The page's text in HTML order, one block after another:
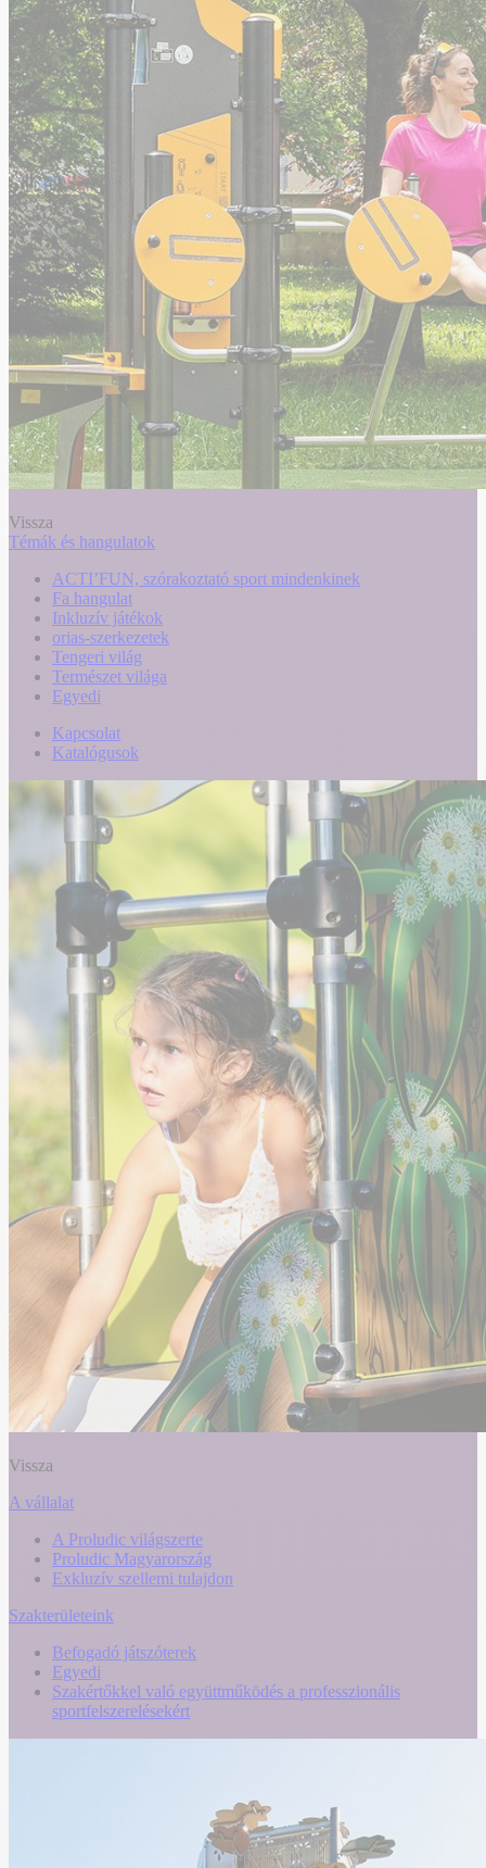
Vissza
Témák és hangulatok
ACTI’FUN, szórakoztató sport mindenkinek
Fa hangulat
Inkluzív játékok
orias-szerkezetek
Tengeri világ
Természet világa
Egyedi
Kapcsolat
Katalógusok
Vissza
A vállalat
A Proludic világszerte
Proludic Magyarország
Exkluzív szellemi tulajdon
Szakterületeink
Befogadó játszóterek
Egyedi
Szakértőkkel való együttműködés a professzionális
sportfelszerelésekért